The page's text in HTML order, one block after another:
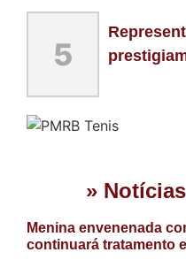
5
»
Menina envenenada
continuará tratamento